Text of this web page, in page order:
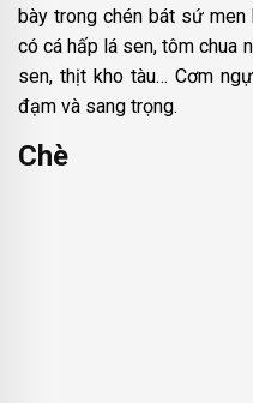
bày trong chén bát sứ
có cá hấp lá sen, tôm chua
sen, thịt kho tàu… Cơm
đạm và sang trọng.
Chè